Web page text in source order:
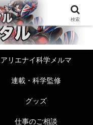
アリエナイ科学メルマ
連載・科学監修
グッズ
仕事のご相談
検索